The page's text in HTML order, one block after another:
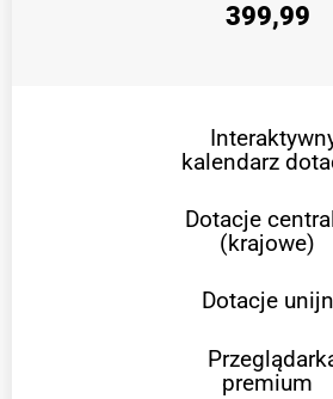
399,99
kalendarz
Dotacje
(krajowe)
Dotacje
premium